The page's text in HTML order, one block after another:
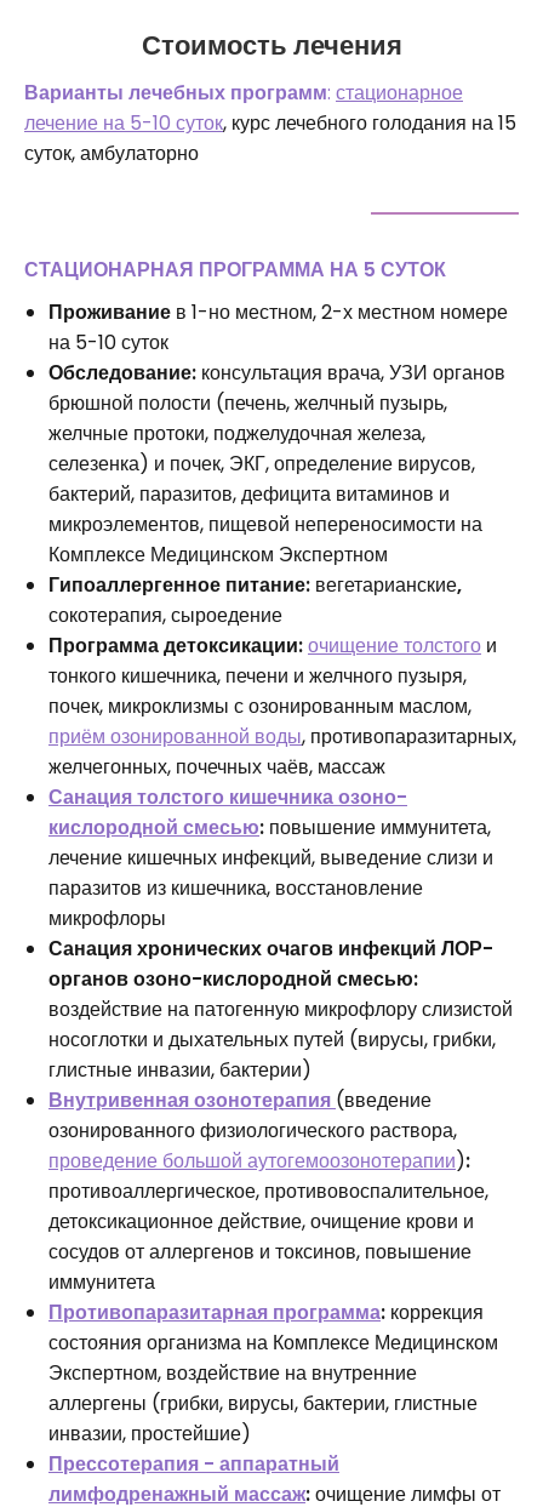
Стоимость лечения
Варианты лечебных программ: стационарное
лечение на 5-10 суток, курс лечебного голодания на 15
суток, амбулаторно
СТАЦИОНАРНАЯ ПРОГРАММА НА 5 СУТОК
Проживание в 1-но местном, 2-х местном номере
на 5-10 суток
Обследование: консультация врача, УЗИ органов
брюшной полости (печень, желчный пузырь,
желчные протоки, поджелудочная железа,
селезенка) и почек, ЭКГ, определение вирусов,
бактерий, паразитов, дефицита витаминов и
микроэлементов, пищевой непереносимости на
Комплексе Медицинском Экспертном
Гипоаллергенное питание: вегетарианские,
сокотерапия, сыроедение
Программа детоксикации:очищение толстого и
тонкого кишечника, печени и желчного пузыря,
почек, микроклизмы с озонированным маслом,
приём озонированной воды, противопаразитарных,
желчегонных, почечных чаёв, массаж
Санация толстого кишечника озоно-
кислородной смесью: повышение иммунитета,
лечение кишечных инфекций, выведение слизи и
паразитов из кишечника, восстановление
микрофлоры
Санация хронических очагов инфекций ЛОР-
органов озоно-кислородной смесью:
воздействие на патогенную микрофлору слизистой
носоглотки и дыхательных путей (вирусы, грибки,
глистные инвазии, бактерии)
Внутривенная озонотерапия (введение
озонированного физиологического раствора,
проведение большой аутогемоозонотерапии):
противоаллергическое, противовоспалительное,
детоксикационное действие, очищение крови и
сосудов от аллергенов и токсинов, повышение
иммунитета
Противопаразитарная программа: коррекция
состояния организма на Комплексе Медицинском
Экспертном, воздействие на внутренние
аллергены (грибки, вирусы, бактерии, глистные
инвазии, простейшие)
Прессотерапия - аппаратный
лимфодренажный массаж:очищение лимфы от